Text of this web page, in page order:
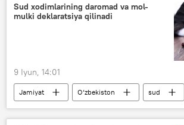
Sud xodimlarining daromad va mol-
mulki deklaratsiya qilinadi
9 Iyun, 14:01
Jamiyat O‘zbekiston
sud
deklaratsiya